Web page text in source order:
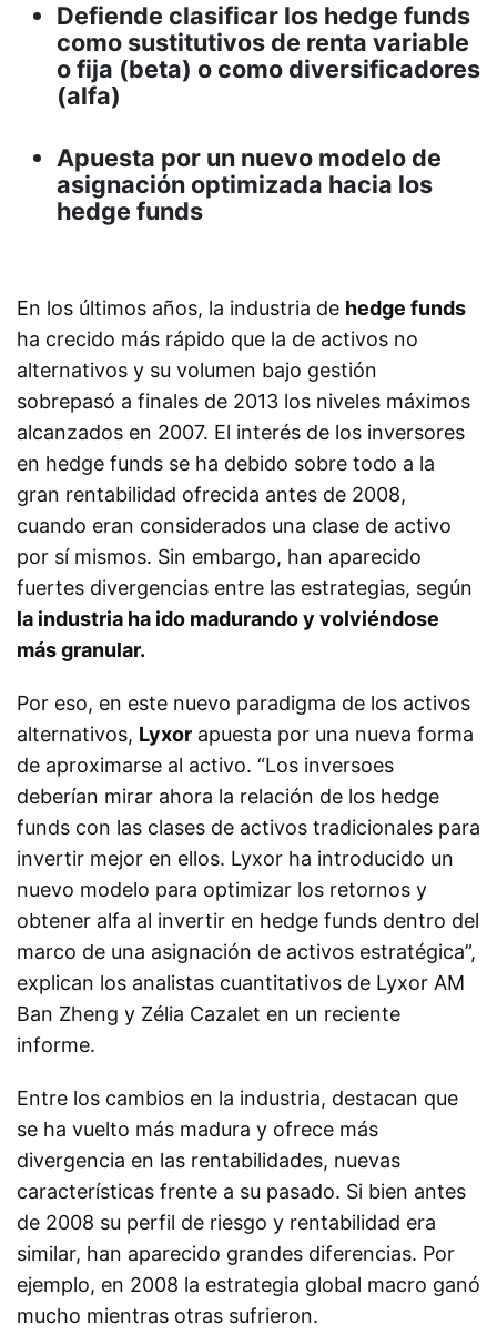
Defiende clasificar los hedge funds
como sustitutivos de renta variable
o fija (beta) o como diversificadores
(alfa)
Apuesta por un nuevo modelo de
asignación optimizada hacia los
hedge funds
En los últimos años, la industria de hedge funds
ha crecido más rápido que la de activos no
alternativos y su volumen bajo gestión
sobrepasó a finales de 2013 los niveles máximos
alcanzados en 2007. El interés de los inversores
en hedge funds se ha debido sobre todo a la
gran rentabilidad ofrecida antes de 2008,
cuando eran considerados una clase de activo
por sí mismos. Sin embargo, han aparecido
fuertes divergencias entre las estrategias, según
la industria ha ido madurando y volviéndose
más granular.
Por eso, en este nuevo paradigma de los activos
alternativos, Lyxor apuesta por una nueva forma
de aproximarse al activo. “Los inversoes
deberían mirar ahora la relación de los hedge
funds con las clases de activos tradicionales para
invertir mejor en ellos. Lyxor ha introducido un
nuevo modelo para optimizar los retornos y
obtener alfa al invertir en hedge funds dentro del
marco de una asignación de activos estratégica”,
explican los analistas cuantitativos de Lyxor AM
Ban Zheng y Zélia Cazalet en un reciente
informe.
Entre los cambios en la industria, destacan que
se ha vuelto más madura y ofrece más
divergencia en las rentabilidades, nuevas
características frente a su pasado. Si bien antes
de 2008 su perfil de riesgo y rentabilidad era
similar, han aparecido grandes diferencias. Por
ejemplo, en 2008 la estrategia global macro ganó
mucho mientras otras sufrieron.